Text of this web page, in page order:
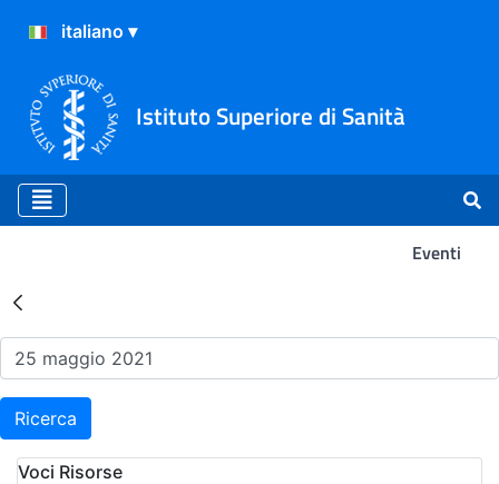
Istituto Superiore di Sanità
Eventi
Risultati della Ricerca -
Ricerca
Voci Risorse